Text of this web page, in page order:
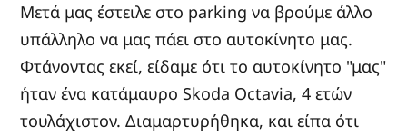
Μετά μας έστειλε στο parking να βρούμε άλλο
υπάλληλο να μας πάει στο αυτοκίνητο μας.
Φτάνοντας εκεί, είδαμε ότι το αυτοκίνητο "μας"
ήταν ένα κατάμαυρο Skoda Octavia, 4 ετών
τουλάχιστον. Διαμαρτυρήθηκα, και είπα ότι